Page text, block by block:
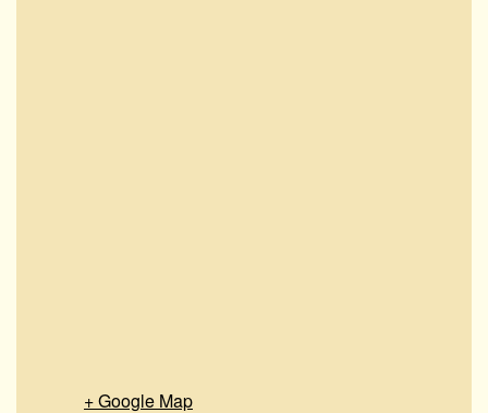
+ Google Map